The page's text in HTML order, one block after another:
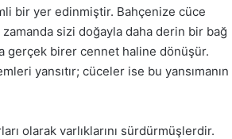
bir yer edinmiştir. Bahçenize cüce
sizi doğayla daha derin bir bağ
gerçek birer cennet haline dönüşür.
yansıtır; cüceler ise bu yansımanın
olarak varlıklarını sürdürmüşlerdir.